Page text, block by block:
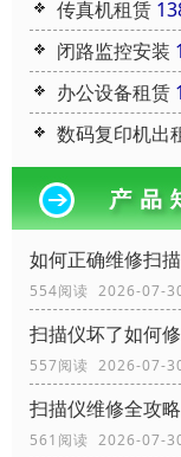
传真机租赁
闭路监控安装
办公设备租赁
数码复印机出
如何正确维修扫
554阅读 2026-07-
扫描仪坏了如何
557阅读 2026-07-
扫描仪维修全攻
561阅读 2026-07-